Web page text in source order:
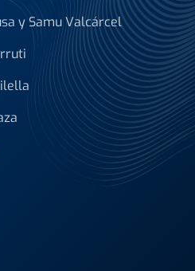
y Samu Valcárcel